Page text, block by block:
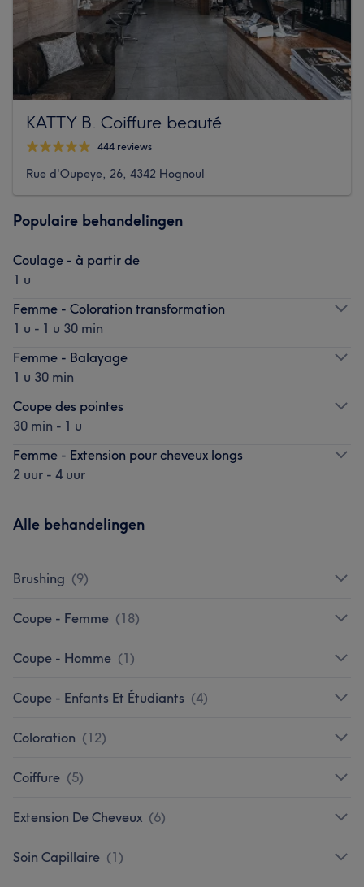
KATTY B. Coiffure beauté
444 reviews
Rue d'Oupeye, 26, 4342 Hognoul
Populaire behandelingen
Coulage - à partir de
1 u
Femme - Coloration transformation
1 u - 1 u 30 min
Femme - Balayage
1 u 30 min
Coupe des pointes
30 min - 1 u
Femme - Extension pour cheveux longs
2 uur - 4 uur
Alle behandelingen
Brushing (9)
Coupe - Femme (18)
Coupe - Homme (1)
Coupe - Enfants Et Étudiants (4)
Coloration (12)
Coiffure (5)
Extension De Cheveux (6)
Soin Capillaire (1)